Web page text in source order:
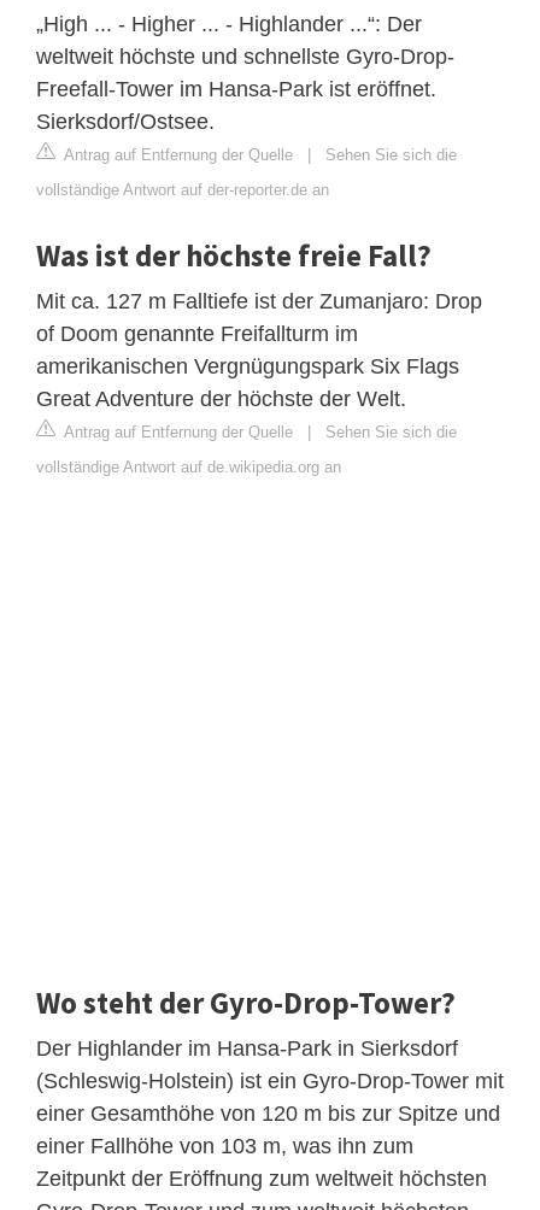
„High ... - Higher ... - Highlander ...“: Der
weltweit höchste und schnellste Gyro-Drop-
Freefall-Tower im Hansa-Park ist eröffnet.
Sierksdorf/Ostsee.
Antrag auf Entfernung der Quelle
Sehen Sie sich die
vollständige Antwort auf der-reporter.de an
Was ist der höchste freie Fall?
Mit ca. 127 m Falltiefe ist der Zumanjaro: Drop
of Doom genannte Freifallturm im
amerikanischen Vergnügungspark Six Flags
Great Adventure der höchste der Welt.
Antrag auf Entfernung der Quelle
Sehen Sie sich die
vollständige Antwort auf de.wikipedia.org an
Wo steht der Gyro-Drop-Tower?
Der Highlander im Hansa-Park in Sierksdorf
(Schleswig-Holstein) ist ein Gyro-Drop-Tower mit
einer Gesamthöhe von 120 m bis zur Spitze und
einer Fallhöhe von 103 m, was ihn zum
Zeitpunkt der Eröffnung zum weltweit höchsten